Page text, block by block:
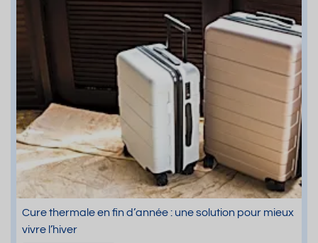
Cure thermale en fin d’année : une solution pour mieux
vivre l’hiver